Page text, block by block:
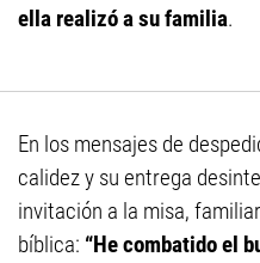
ella realizó a su familia.
En los mensajes de
calidez y su entrega
invitación a la misa,
bíblica: “He combatido el